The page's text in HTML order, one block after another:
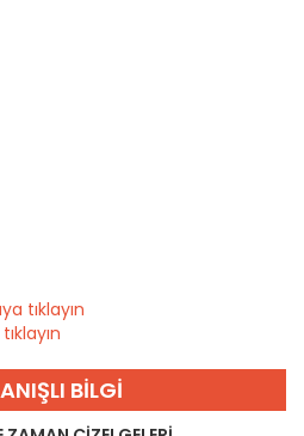
tıklayın
BILGI